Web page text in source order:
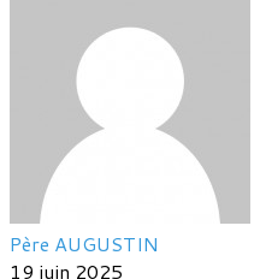
Père AUGUSTIN
19 juin 2025